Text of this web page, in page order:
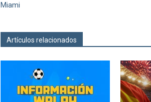
Miami
Artículos relacionados